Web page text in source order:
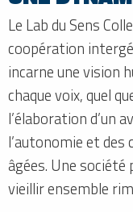
Le Lab du Sens
coopération
incarne une vision
chaque voix, quel
l’élaboration d’un
l’autonomie et des
âgées. Une
vieillir ensemble